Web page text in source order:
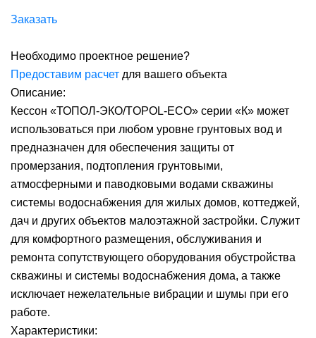
Заказать
Необходимо проектное решение?
Предоставим расчет для вашего объекта
Описание:
Кессон «ТОПОЛ-ЭКО/TOPOL-ECO» серии «К» может
использоваться при любом уровне грунтовых вод и
предназначен для обеспечения защиты от
промерзания, подтопления грунтовыми,
атмосферными и паводковыми водами скважины
системы водоснабжения для жилых домов, коттеджей,
дач и других объектов малоэтажной застройки. Cлужит
для комфортного размещения, обслуживания и
ремонта сопутствующего оборудования обустройства
скважины и системы водоснабжения дома, а также
исключает нежелательные вибрации и шумы при его
работе.
Характеристики: